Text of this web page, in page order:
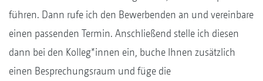
führen. Dann rufe ich den Bewerbenden an und vereinbare
einen passenden Termin. Anschließend stelle ich diesen
dann bei den Kolleg*innen ein, buche Ihnen zusätzlich
einen Besprechungsraum und füge die